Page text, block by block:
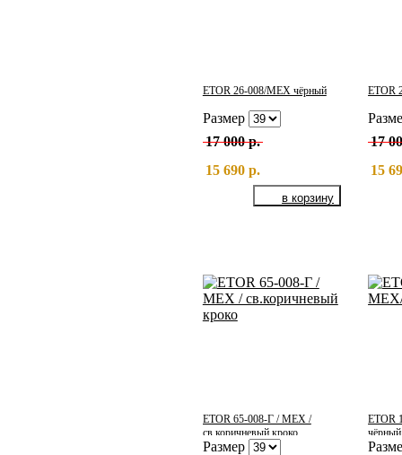
ETOR 26-008/МЕХ чёрный
Размер
17 000 р.
15 690 р.
ETOR
17
15
ETOR 65-008-Г / МЕХ /
св.коричневый кроко
Размер
ETOR
чёрный